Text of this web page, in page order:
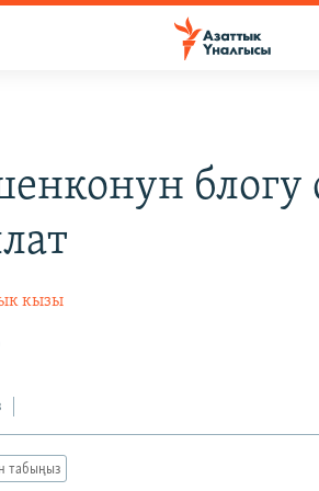
блогу
кызы
табыңыз